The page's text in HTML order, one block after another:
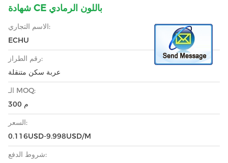
شهادة CE باللون الرمادي
الاسم التجاري:
ECHU
رقم الطراز:
عربة سكن متنقلة
الـ MOQ:
300 م
السعر:
0.116USD-9.998USD/M
شروط الدفع: